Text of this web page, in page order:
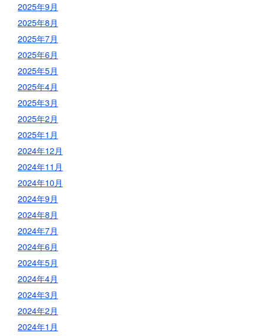
2025年9月
2025年8月
2025年7月
2025年6月
2025年5月
2025年4月
2025年3月
2025年2月
2025年1月
2024年12月
2024年11月
2024年10月
2024年9月
2024年8月
2024年7月
2024年6月
2024年5月
2024年4月
2024年3月
2024年2月
2024年1月